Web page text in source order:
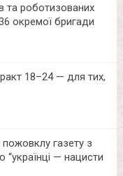
та роботизованих
окремої бригади
18–24 — для тих,
газету з
— нацисти